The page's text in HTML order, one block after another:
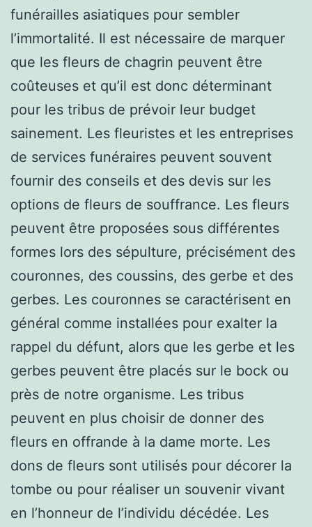
funérailles asiatiques pour sembler
l’immortalité. Il est nécessaire de marquer
que les fleurs de chagrin peuvent être
coûteuses et qu’il est donc déterminant
pour les tribus de prévoir leur budget
sainement. Les fleuristes et les entreprises
de services funéraires peuvent souvent
fournir des conseils et des devis sur les
options de fleurs de souffrance. Les fleurs
peuvent être proposées sous différentes
formes lors des sépulture, précisément des
couronnes, des coussins, des gerbe et des
gerbes. Les couronnes se caractérisent en
général comme installées pour exalter la
rappel du défunt, alors que les gerbe et les
gerbes peuvent être placés sur le bock ou
près de notre organisme. Les tribus
peuvent en plus choisir de donner des
fleurs en offrande à la dame morte. Les
dons de fleurs sont utilisés pour décorer la
tombe ou pour réaliser un souvenir vivant
en l’honneur de l’individu décédée. Les